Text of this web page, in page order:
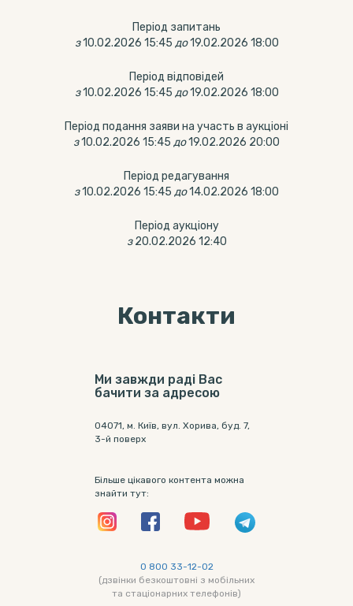
Період запитань
з 10.02.2026 15:45 до 19.02.2026 18:00
Період відповідей
з 10.02.2026 15:45 до 19.02.2026 18:00
Період подання заяви на участь в аукціоні
з10.02.2026 15:45 до19.02.2026 20:00
Період редагування
з10.02.2026 15:45 до14.02.2026 18:00
Період аукціону
з 20.02.2026 12:40
Контакти
Ми завжди раді Вас
бачити за адресою
04071, м. Київ, вул. Хорива, буд. 7,
3-й поверх
Більше цікавого контента можна
знайти тут:
0 800 33-12-02
(дзвінки безкоштовні з мобільних
та стаціонарних телефонів)